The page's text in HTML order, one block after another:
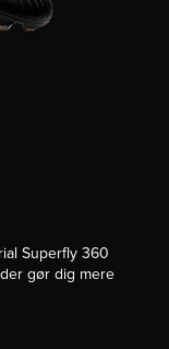
Superfly 360
gør dig mere